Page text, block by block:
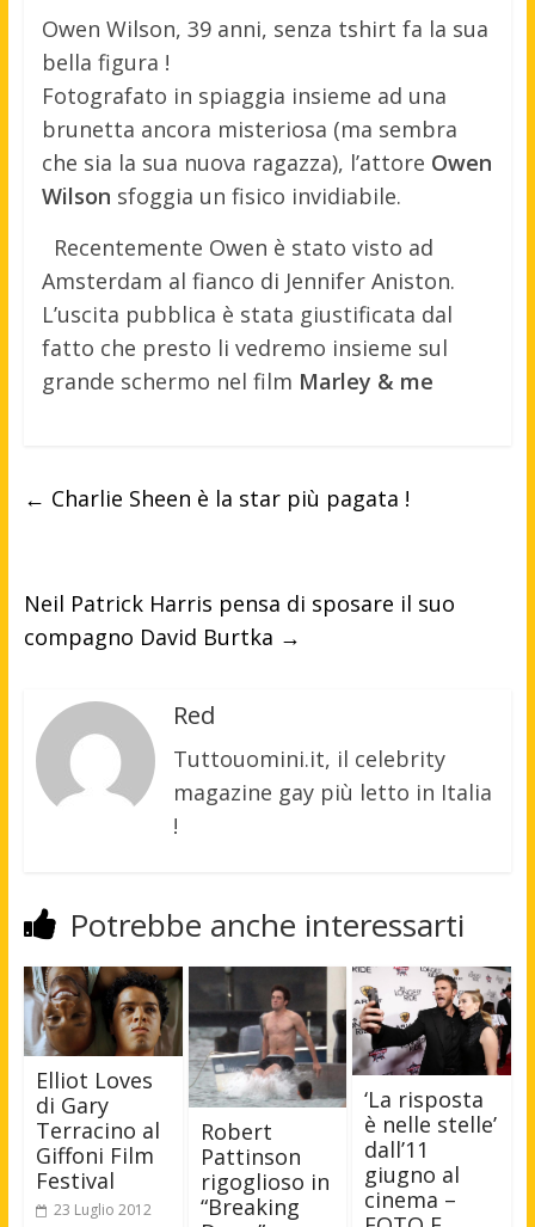
Owen Wilson, 39 anni, senza tshirt fa la sua
bella figura !
Fotografato in spiaggia insieme ad una
brunetta ancora misteriosa (ma sembra
che sia la sua nuova ragazza), l’attore Owen
Wilson sfoggia un fisico invidiabile.
Recentemente Owen è stato visto ad
Amsterdam al fianco di Jennifer Aniston.
L’uscita pubblica è stata giustificata dal
fatto che presto li vedremo insieme sul
grande schermo nel film Marley & me
← Charlie Sheen è la star più pagata !
Neil Patrick Harris pensa di sposare il suo
compagno David Burtka →
Red
Tuttouomini.it, il celebrity
magazine gay più letto in Italia
!
Potrebbe anche interessarti
Elliot Loves
di Gary
Terracino al
Giffoni Film
Festival
23 Luglio 2012
Robert
Pattinson
rigoglioso in
“Breaking
‘La risposta
è nelle stelle’
dall’11
giugno al
cinema –